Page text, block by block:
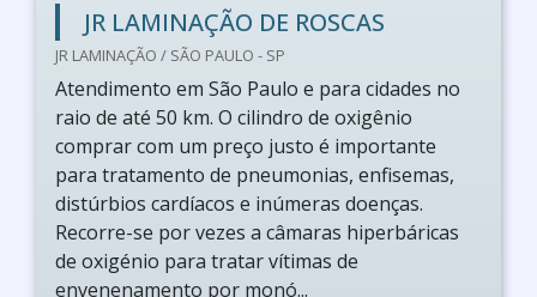
JR LAMINAÇÃO DE ROSCAS
JR LAMINAÇÃO / SÃO PAULO - SP
Atendimento em São Paulo e para cidades no
raio de até 50 km. O cilindro de oxigênio
comprar com um preço justo é importante
para tratamento de pneumonias, enfisemas,
distúrbios cardíacos e inúmeras doenças.
Recorre-se por vezes a câmaras hiperbáricas
de oxigénio para tratar vítimas de
envenenamento por monó...